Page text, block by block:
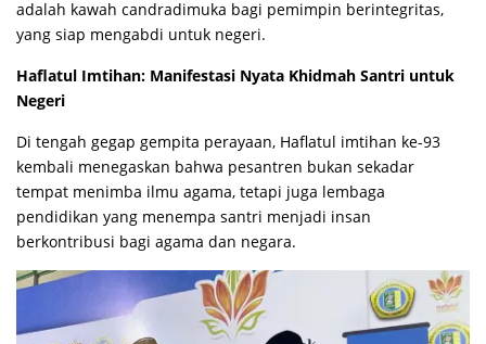
adalah kawah candradimuka bagi pemimpin berintegritas,
yang siap mengabdi untuk negeri.
Haflatul Imtihan: Manifestasi Nyata Khidmah Santri untuk
Negeri
Di tengah gegap gempita perayaan, Haflatul imtihan ke-93
kembali menegaskan bahwa pesantren bukan sekadar
tempat menimba ilmu agama, tetapi juga lembaga
pendidikan yang menempa santri menjadi insan
berkontribusi bagi agama dan negara.